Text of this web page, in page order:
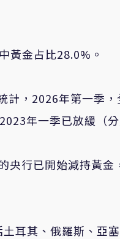
黃金占比28.0%。
計，2026年第一季
年一季已放緩（
央行已開始減持黃金
耳其、俄羅斯、亞